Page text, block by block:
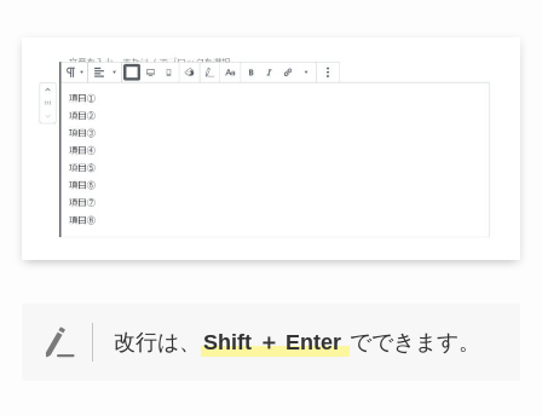
改行は、Shift ＋ Enter でできます。